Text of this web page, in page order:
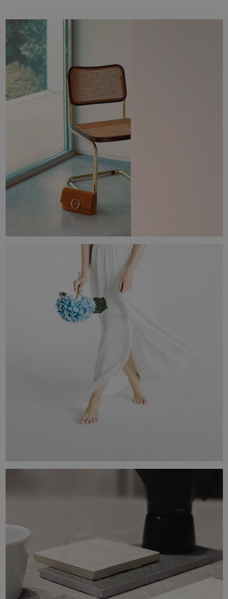
UMWELT
Badezimmer, Küche, Wohnzimmer,
Außenbereiche...
El estilo que estás buscando. Madera,
mármoles, piedra, cemento y más.
Design-Neuheiten anzeigen. Unsere
Kollektionen werden unter Berücksichtigung